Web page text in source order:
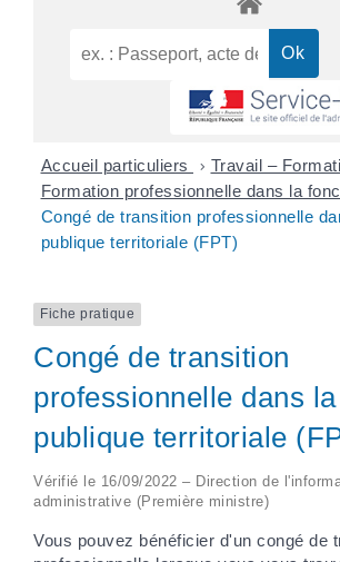
Accueil particuliers > Travail –
Formation professionnelle dans la
Congé de transition professionnelle
publique territoriale (FPT)
Fiche pratique
Congé de transition
professionnelle dans
publique territoriale
Vérifié le 16/09/2022 – Direction de
administrative (Première ministre)
Vous pouvez bénéficier d'un congé de